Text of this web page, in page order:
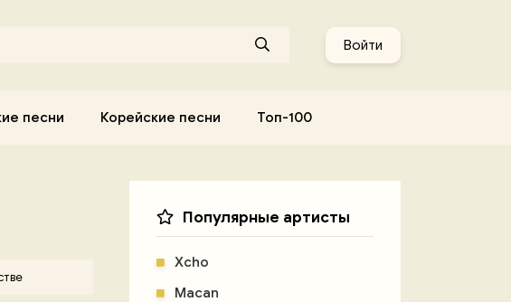
Войти
песни Корейские песни Топ-100
Популярные артисты
Xcho
Macan